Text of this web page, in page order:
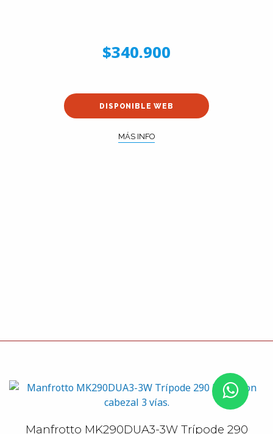
$340.900
DISPONIBLE WEB
MÁS INFO
Manfrotto MK290DUA3-3W Trípode 290